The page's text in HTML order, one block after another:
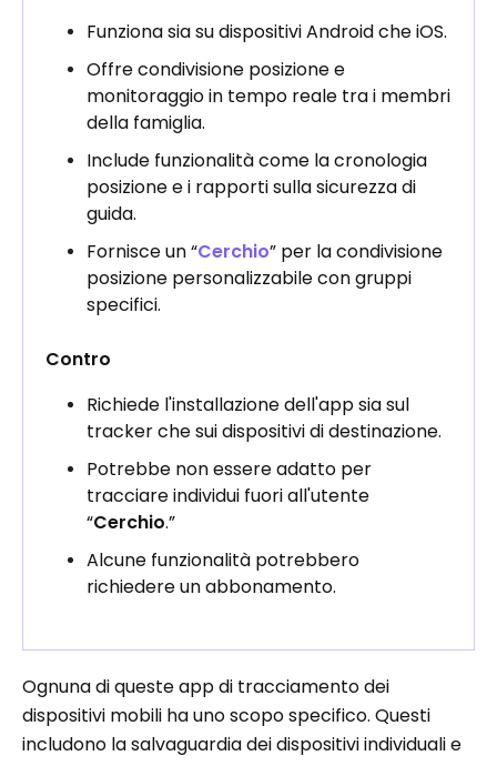
Funziona sia su dispositivi Android che iOS.
Offre condivisione posizione e
monitoraggio in tempo reale tra i membri
della famiglia.
Include funzionalità come la cronologia
posizione e i rapporti sulla sicurezza di
guida.
Fornisce un “Cerchio” per la condivisione
posizione personalizzabile con gruppi
specifici.
Contro
Richiede l'installazione dell'app sia sul
tracker che sui dispositivi di destinazione.
Potrebbe non essere adatto per
tracciare individui fuori all'utente
“Cerchio.”
Alcune funzionalità potrebbero
richiedere un abbonamento.
Ognuna di queste app di tracciamento dei
dispositivi mobili ha uno scopo specifico. Questi
includono la salvaguardia dei dispositivi individuali e